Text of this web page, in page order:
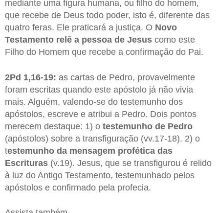
mediante uma figura humana, ou filho do homem,
que recebe de Deus todo poder, isto é, diferente das
quatro feras. Ele praticará a justiça. O Novo
Testamento relê a pessoa de Jesus como este
Filho do Homem que recebe a confirmação do Pai.
2Pd 1,16-19: as cartas de Pedro, provavelmente
foram escritas quando este apóstolo já não vivia
mais. Alguém, valendo-se do testemunho dos
apóstolos, escreve e atribui a Pedro. Dois pontos
merecem destaque: 1) o testemunho de Pedro
(apóstolos) sobre a transfiguração (vv.17-18). 2) o
testemunho da mensagem profética das
Escrituras (v.19). Jesus, que se transfigurou é relido
à luz do Antigo Testamento, testemunhado pelos
apóstolos e confirmado pela profecia.